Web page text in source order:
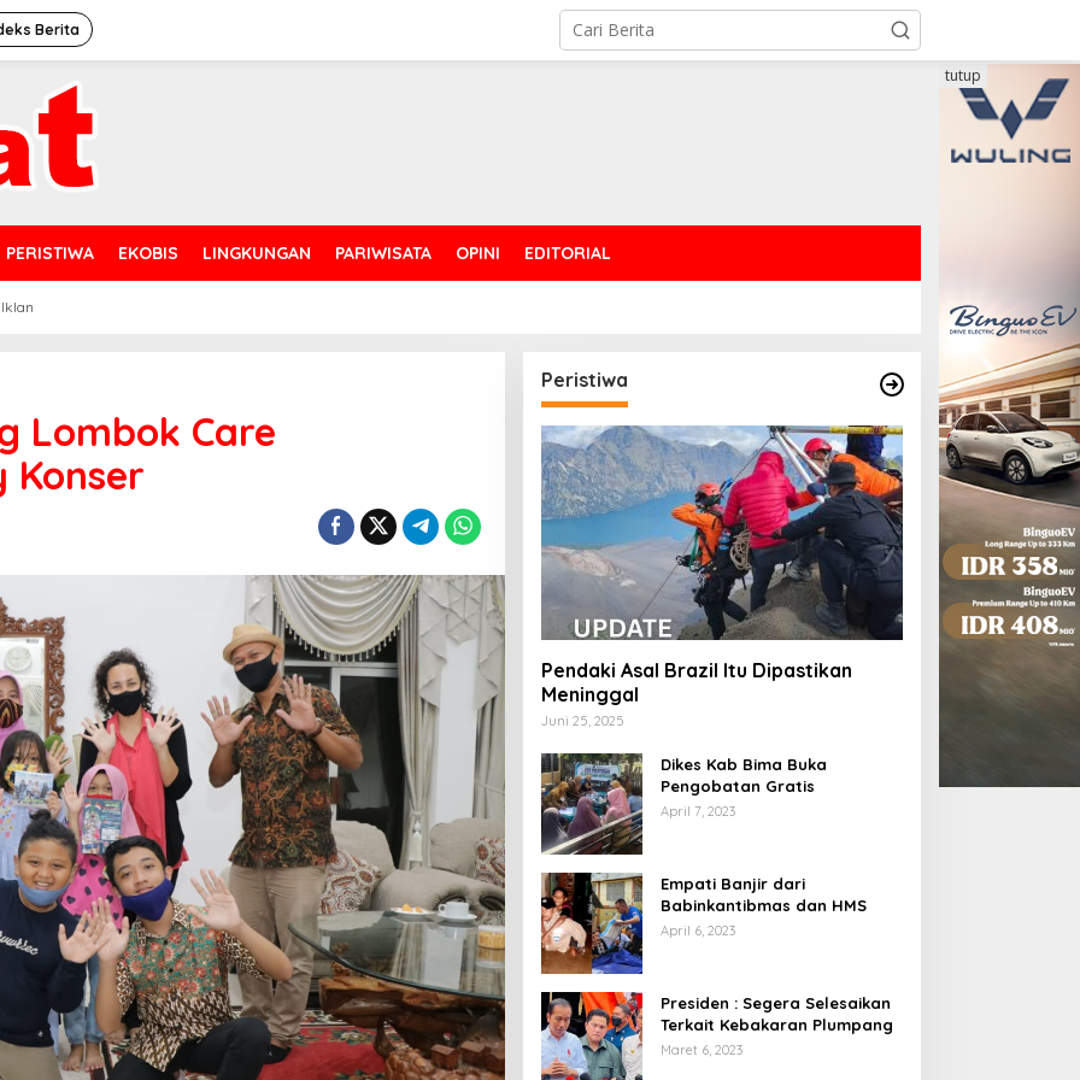
Berita
PERISTIWA EKOBIS LINGKUNGAN PARIWISATA OPINI EDITORIAL
tutup
Lombok Care
Konser
Peristiwa
Pendaki Asal Brazil Itu Dipastikan
Meninggal
Juni 25, 2025
Dikes Kab Bima Buka
Pengobatan Gratis
April 7, 2023
Empati Banjir dari
Babinkantibmas dan HMS
April 6, 2023
Presiden : Segera Selesaikan
Terkait Kebakaran Plumpang
Maret 6, 2023